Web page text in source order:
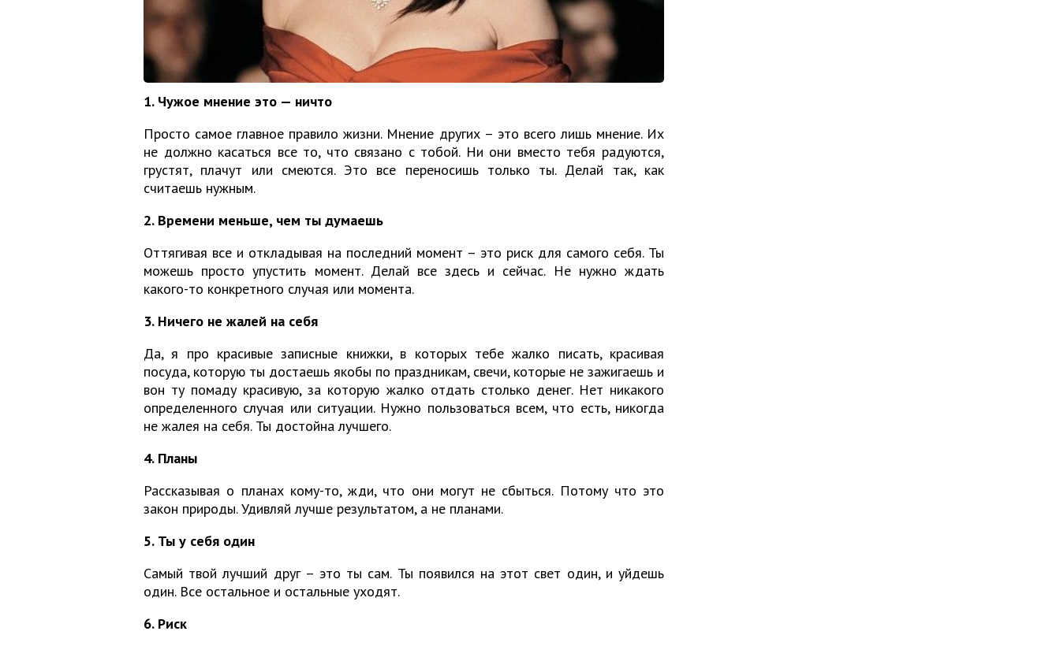
1. Чужое мнение это — ничто
Просто самое главное правило жизни. Мнение других – это всего лишь мнение. Их
не должно касаться все то, что связано с тобой. Ни они вместо тебя радуются,
грустят, плачут или смеются. Это все переносишь только ты. Делай так, как
считаешь нужным.
2. Времени меньше, чем ты думаешь
Оттягивая все и откладывая на последний момент – это риск для самого себя. Ты
можешь просто упустить момент. Делай все здесь и сейчас. Не нужно ждать
какого-то конкретного случая или момента.
3. Ничего не жалей на себя
Да, я про красивые записные книжки, в которых тебе жалко писать, красивая
посуда, которую ты достаешь якобы по праздникам, свечи, которые не зажигаешь и
вон ту помаду красивую, за которую жалко отдать столько денег. Нет никакого
определенного случая или ситуации. Нужно пользоваться всем, что есть, никогда
не жалея на себя. Ты достойна лучшего.
4. Планы
Рассказывая о планах кому-то, жди, что они могут не сбыться. Потому что это
закон природы. Удивляй лучше результатом, а не планами.
5. Ты у себя один
Самый твой лучший друг – это ты сам. Ты появился на этот свет один, и уйдешь
один. Все остальное и остальные уходят.
6. Риск